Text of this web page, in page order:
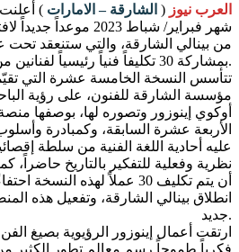
العرب نيوز ( الشارقة – الامارات )
شهر فبراير/ شباط 2023
من بينالي الشارقة، والتي ستنعقد تحت
بمشاركة 30 تكليفاً فنياً رئيسياً لفنانين من جميع أنحاء العالم.
تتأسس النسخة الخامسة عشرة التي
مؤسسة الشارقة للفنون، على رؤية
أوكوي إينوزور وتصوره لها، بوصفها
الأربعة عشرة السابقة، وكمبادرة
عليه أحادية اللغة الفنية من سلطة
نظرية وفعلية للتفكير بالتاريخ حاضراً،
انطلاق بينالي الشارقة، وتفعيل هذه
جديد.
ارتقت أعمال إينوزور الرؤيوية بصيغ
فكرياً طموحاً رسم معالم تطور الكثير